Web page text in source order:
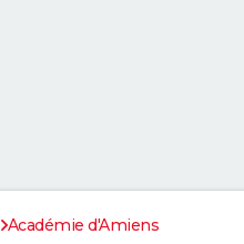
Académie d'Amiens